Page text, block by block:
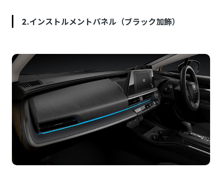
2.インストルメントパネル（ブラック加飾）